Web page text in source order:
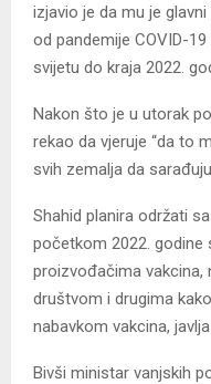
izjavio je da mu je
od pandemije COVID-
svijetu do kraja 2022.
Nakon što je u utorak
rekao da vjeruje “da to
svih zemalja da
Shahid planira održati
početkom 2022. godine
proizvođačima vakcina,
društvom i drugima
nabavkom vakcina, javlja
Bivši ministar vanjskih